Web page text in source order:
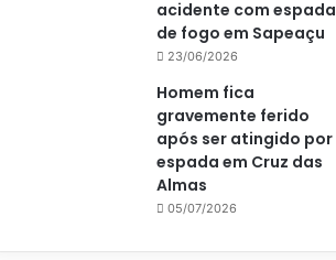
acidente com espada
de fogo em Sapeaçu
23/06/2026
Homem fica
gravemente ferido
após ser atingido por
espada em Cruz das
Almas
05/07/2026